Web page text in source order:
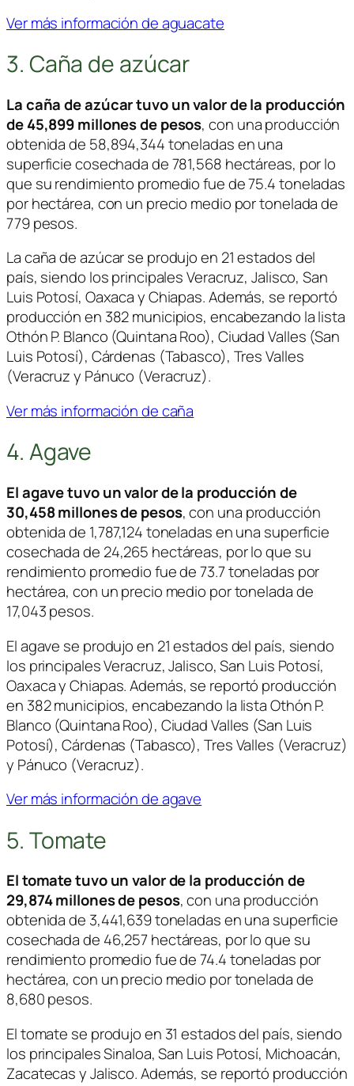
Ver más información de aguacate
3. Caña de azúcar
La caña de azúcar tuvo un valor de la producción
de 45,899 millones de pesos, con una producción
obtenida de 58,894,344 toneladas en una
superficie cosechada de 781,568 hectáreas, por lo
que su rendimiento promedio fue de 75.4 toneladas
por hectárea, con un precio medio por tonelada de
779 pesos.
La caña de azúcar se produjo en 21 estados del
país, siendo los principales Veracruz, Jalisco, San
Luis Potosí, Oaxaca y Chiapas. Además, se reportó
producción en 382 municipios, encabezando la lista
Othón P. Blanco (Quintana Roo), Ciudad Valles (San
Luis Potosí), Cárdenas (Tabasco), Tres Valles
(Veracruz y Pánuco (Veracruz).
Ver más información de caña
4. Agave
El agave tuvo un valor de la producción de
30,458 millones de pesos, con una producción
obtenida de 1,787,124 toneladas en una superficie
cosechada de 24,265 hectáreas, por lo que su
rendimiento promedio fue de 73.7 toneladas por
hectárea, con un precio medio por tonelada de
17,043 pesos.
El agave se produjo en 21 estados del país, siendo
los principales Veracruz, Jalisco, San Luis Potosí,
Oaxaca y Chiapas. Además, se reportó producción
en 382 municipios, encabezando la lista Othón P.
Blanco (Quintana Roo), Ciudad Valles (San Luis
Potosí), Cárdenas (Tabasco), Tres Valles (Veracruz)
y Pánuco (Veracruz).
Ver más información de agave
5. Tomate
El tomate tuvo un valor de la producción de
29,874 millones de pesos, con una producción
obtenida de 3,441,639 toneladas en una superficie
cosechada de 46,257 hectáreas, por lo que su
rendimiento promedio fue de 74.4 toneladas por
hectárea, con un precio medio por tonelada de
8,680 pesos.
El tomate se produjo en 31 estados del país, siendo
los principales Sinaloa, San Luis Potosí, Michoacán,
Zacatecas y Jalisco. Además, se reportó producción